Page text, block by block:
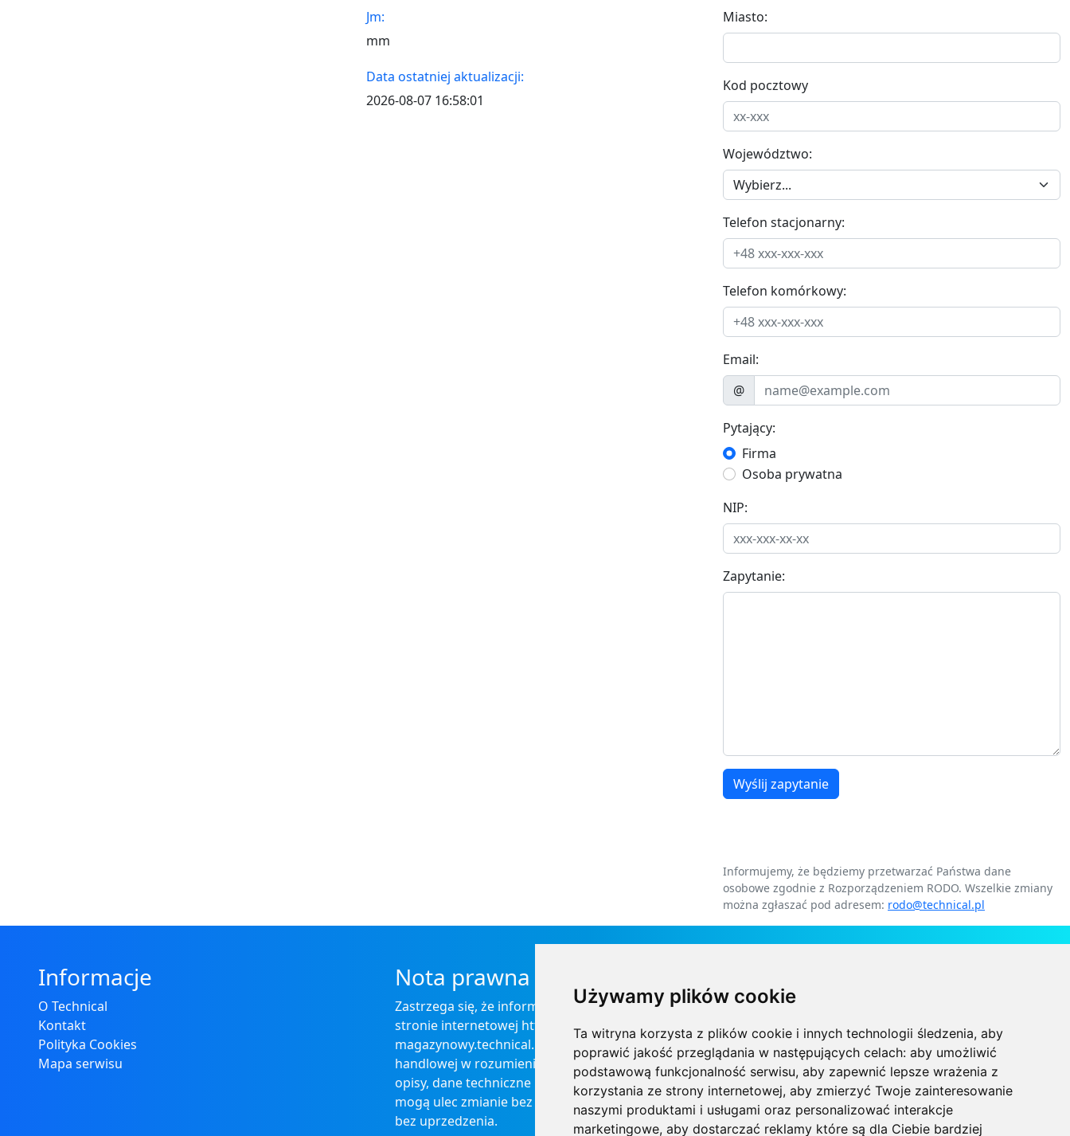
Używamy plików cookie
Ta witryna korzysta z plików cookie i innych technologii śledzenia, aby
poprawić jakość przeglądania w następujących celach: aby umożliwić
podstawową funkcjonalność serwisu, aby zapewnić lepsze wrażenia z
korzystania ze strony internetowej, aby zmierzyć Twoje zainteresowanie
naszymi produktami i usługami oraz personalizować interakcje
marketingowe, aby dostarczać reklamy które są dla Ciebie bardziej
Jm:
mm
Data ostatniej aktualizacji:
2026-08-07 16:58:01
Miasto:
Kod pocztowy
Województwo:
Telefon stacjonarny:
Telefon komórkowy:
Email:
@
Pytający:
Firma
Osoba prywatna
NIP:
Zapytanie:
Wyślij zapytanie
Informujemy, że będziemy przetwarzać Państwa dane
osobowe zgodnie z Rozporządzeniem RODO. Wszelkie zmiany
można zgłaszać pod adresem: rodo@technical.pl
Informacje
O Technical
Kontakt
Polityka Cookies
Mapa serwisu
Nota prawna
Zastrzega się, że informacje zamieszczone na
stronie internetowej https://informator-
magazynowy.technical.pl/ nie stanowią oferty
handlowej w rozumieniu prawa, ponadto
opisy, dane techniczne i pozostałe informacje
mogą ulec zmianie bez podania przyczyny i
bez uprzedzenia.
Technical Grzegorz Tęgos
Polska, 62-600 Koło, ul. Toruńska 212
NIP 666-137-75-84, REGON 310288700
+48 63-27-25-478
biuro@technical.pl